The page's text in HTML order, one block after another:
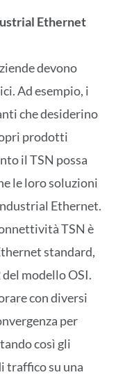
Ethernet
devono
Ad esempio, i
che desiderino
prodotti
il TSN possa
le loro soluzioni
Ethernet.
TSN è
standard,
modello OSI.
con diversi
per
così gli
traffico su una